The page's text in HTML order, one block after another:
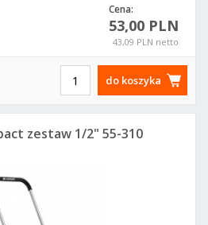
Cena:
53,00 PLN
43,09 PLN netto
do koszyka
zestaw 1/2" 55-310